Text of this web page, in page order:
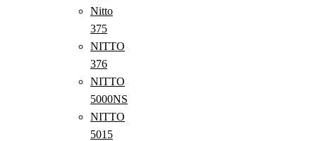
Nitto
375
NITTO
376
NITTO
5000NS
NITTO
5015